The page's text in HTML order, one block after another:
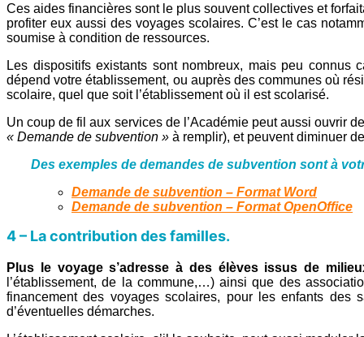
Ces aides financières sont le plus souvent collectives et
profiter eux aussi des voyages scolaires. C’est le cas
soumise à condition de ressources.
Les dispositifs existants sont nombreux, mais peu connus
dépend votre établissement, ou auprès des communes où
scolaire, quel que soit l’établissement où il est scolarisé.
Un coup de fil aux services de l’Académie peut aussi ouvrir
« Demande de subvention » à remplir), et peuvent diminuer
Des exemples de demandes de subvention sont à
Demande de subvention – Format Word
Demande de subvention – Format OpenOffice
4 – La contribution des familles.
Plus le voyage s’adresse à des élèves issus de
l’établissement, de la commune,…) ainsi que des
financement des voyages scolaires, pour les enfants
d’éventuelles démarches.